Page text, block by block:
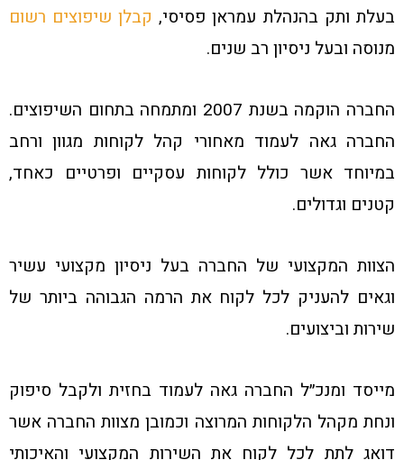
בעלת ותק בהנהלת עמראן פסיסי, קבלן שיפוצים רשום
מנוסה ובעל ניסיון רב שנים.
החברה הוקמה בשנת 2007 ומתמחה בתחום השיפוצים.
החברה גאה לעמוד מאחורי קהל לקוחות מגוון ורחב
במיוחד אשר כולל לקוחות עסקיים ופרטיים כאחד,
קטנים וגדולים.
הצוות המקצועי של החברה בעל ניסיון מקצועי עשיר
וגאים להעניק לכל לקוח את הרמה הגבוהה ביותר של
שירות וביצועים.
מייסד ומנכ״ל החברה גאה לעמוד בחזית ולקבל סיפוק
ונחת מקהל הלקוחות המרוצה וכמובן מצוות החברה אשר
דואג לתת לכל לקוח את השירות המקצועי והאיכותי